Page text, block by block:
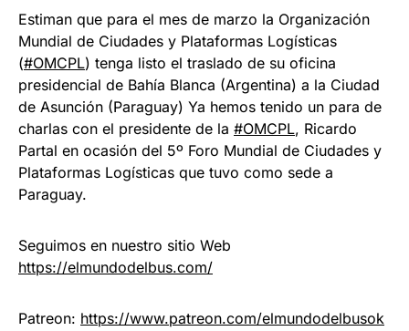
Estiman que para el mes de marzo la Organización
Mundial de Ciudades y Plataformas Logísticas
(#OMCPL​) tenga listo el traslado de su oficina
presidencial de Bahía Blanca (Argentina) a la Ciudad
de Asunción (Paraguay) Ya hemos tenido un para de
charlas con el presidente de la #OMCPL​, Ricardo
Partal en ocasión del 5º Foro Mundial de Ciudades y
Plataformas Logísticas que tuvo como sede a
Paraguay.
Seguimos en nuestro sitio Web
https://elmundodelbus.com/
Patreon: https://www.patreon.com/elmundodelbusok